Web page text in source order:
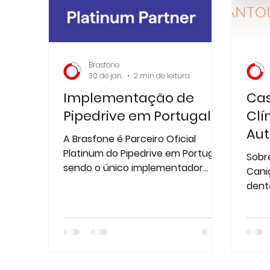
Implementação de
Pipedrive em Portugal
A Brasfone é Parceiro Oficial
Platinum do Pipedrive em Portugal,
sendo o único implementador
Brasfone
30 de jan.
2 min de leitura
Caniço é uma
foco